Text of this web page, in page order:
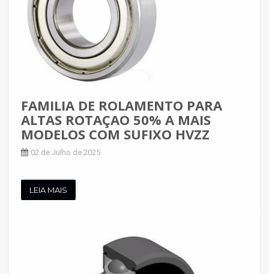
FAMILIA DE ROLAMENTO PARA
ALTAS ROTAÇAO 50% A MAIS
MODELOS COM SUFIXO HVZZ
02 de Julho de 2025
LEIA MAIS